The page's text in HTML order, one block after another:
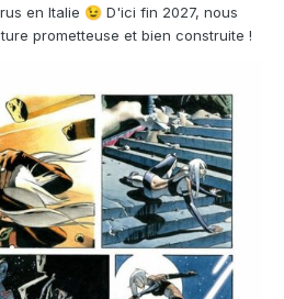
en Italie 😉 D'ici fin 2027, nous
prometteuse et bien construite !